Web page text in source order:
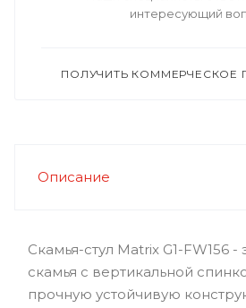
интересующий
ПОЛУЧИТЬ КОММЕРЧЕСКОЕ
Описание
Скамья-стул Matrix G1-FW156 -
скамья с вертикальной
прочную устойчивую